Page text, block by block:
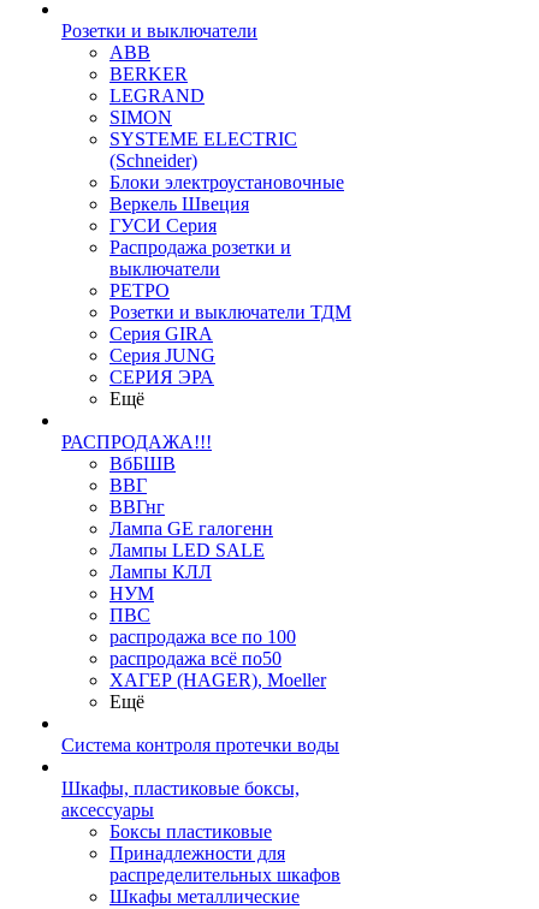
Розетки и выключатели
ABB
BERKER
LEGRAND
SIMON
SYSTEME ELECTRIC
(Schneider)
Блоки электроустановочные
Веркель Швеция
ГУСИ Серия
Распродажа розетки и
выключатели
РЕТРО
Розетки и выключатели ТДМ
Серия GIRA
Серия JUNG
СЕРИЯ ЭРА
Ещё
РАСПРОДАЖА!!!
ВбБШВ
ВВГ
ВВГнг
Лампа GE галогенн
Лампы LED SALE
Лампы КЛЛ
НУМ
ПВС
распродажа все по 100
распродажа всё по50
ХАГЕР (HAGER), Moeller
Ещё
Система контроля протечки воды
Шкафы, пластиковые боксы,
аксессуары
Боксы пластиковые
Принадлежности для
распределительных шкафов
Шкафы металлические